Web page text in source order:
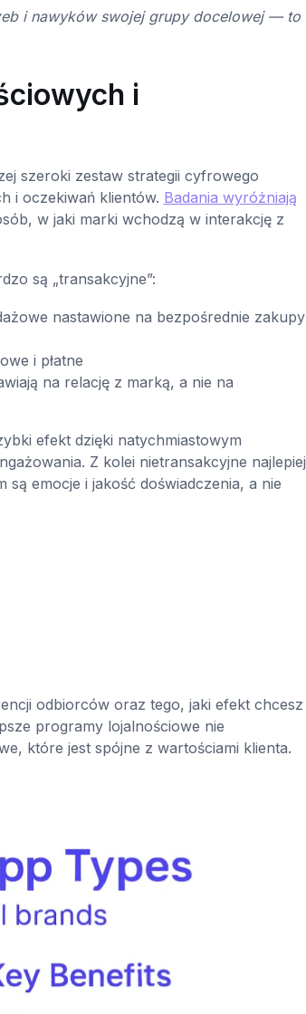
i nawyków swojej grupy docelowej — to
i
szeroki zestaw strategii cyfrowego
i oczekiwań klientów. Badania wyróżniają
w jaki marki wchodzą w interakcję z
są „transakcyjne”:
nastawione na bezpośrednie zakupy
i płatne
na relację z marką, a nie na
efekt dzięki natychmiastowym
Z kolei nietransakcyjne najlepiej
emocje i jakość doświadczenia, a nie
odbiorców oraz tego, jaki efekt chcesz
programy lojalnościowe nie
które jest spójne z wartościami klienta.